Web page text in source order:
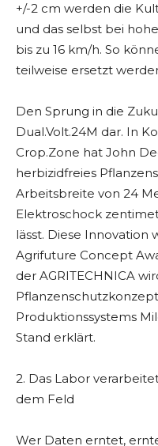
+/-2 cm werden die
und das selbst bei
bis zu 16 km/h. So
teilweise ersetzt
Den Sprung in die
Dual.Volt.24M dar. In
Crop.Zone hat John
herbizidfreies
Arbeitsbreite von 24
Elektroschock
lässt. Diese Innovation
Agrifuture Concept
der AGRITECHNICA
Produktionssystems
Stand erklärt.
2. Das Labor
dem Feld
Wer Daten erntet,